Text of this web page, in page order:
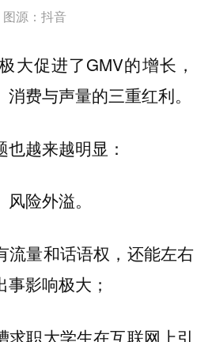
图源：抖音
大促进了GMV的增长，
费与声量的三重红利。
越来越明显：
险外溢。
流量和话语权，还能左右
影响极大；
求职大学生在互联网上引